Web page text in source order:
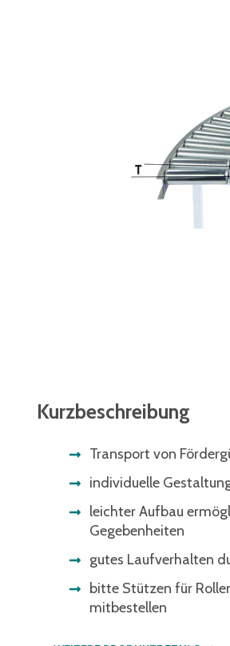
Kurzbeschreibung
Transport von
individuelle
leichter Aufbau
Gegebenheiten
gutes Laufverhalten
bitte Stützen für
mitbestellen